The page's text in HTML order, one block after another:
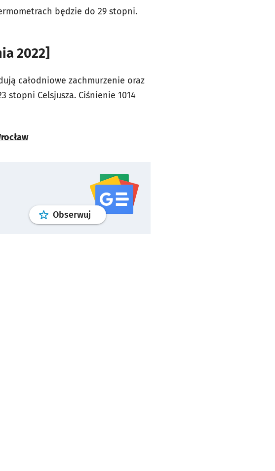
będzie do 29 stopni.
2022]
całodniowe zachmurzenie oraz
stopni Celsjusza. Ciśnienie 1014
Obserwuj profilgoogle news